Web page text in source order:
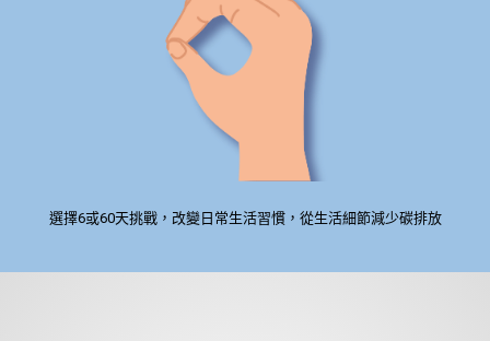
選擇6或60天挑戰，改變日常生活習慣，從生活細節減少碳排放